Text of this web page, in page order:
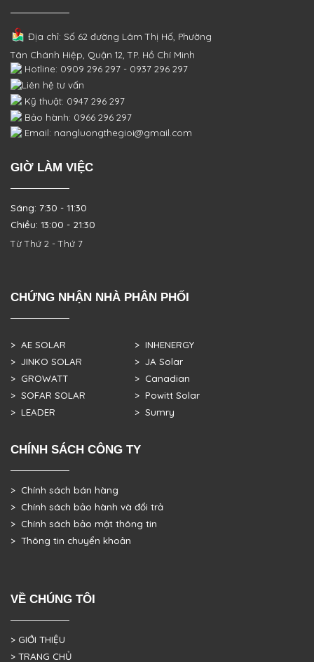
Địa chỉ: Số 62 đường Lâm Thị Hố, Phường
Tân Chánh Hiệp, Quận 12, TP. Hồ Chí Minh
Hotline: 0909 296 297 - 0937 296 297
Liên hệ tư vấn
Kỹ thuật: 0947 296 297
Bảo hành: 0966 296 297
Email: nangluongthegioi@gmail.com
GIỜ LÀM VIỆC
Sáng: 7:30 - 11:30
Chiều: 13:00 - 21:30
Từ Thứ 2 - Thứ 7
CHỨNG NHẬN NHÀ PHÂN PHỐI
> AE SOLAR
> JINKO SOLAR
> GROWATT
> SOFAR SOLAR
> LEADER
> INHENERGY
> JA Solar
> Canadian
> Powitt Solar
> Sumry
CHÍNH SÁCH CÔNG TY
> Chính sách bán hàng
> Chính sách bảo hành và đổi trả
> Chính sách bảo mật thông tin
> Thông tin chuyển khoản
VỀ CHÚNG TÔI
> GIỚI THIỆU
> TRANG CHỦ